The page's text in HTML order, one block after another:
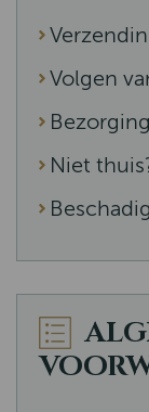
Volgen
Niet